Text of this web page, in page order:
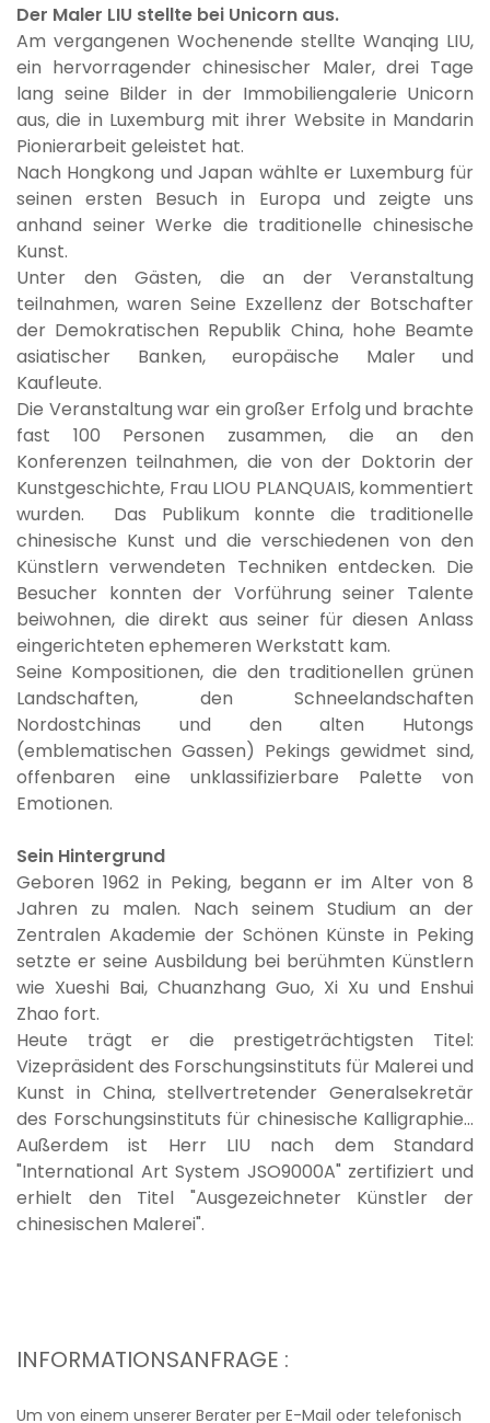
Der Maler LIU stellte bei Unicorn aus.
Am vergangenen Wochenende stellte Wanqing LIU,
ein hervorragender chinesischer Maler, drei Tage
lang seine Bilder in der Immobiliengalerie Unicorn
aus, die in Luxemburg mit ihrer Website in Mandarin
Pionierarbeit geleistet hat.
Nach Hongkong und Japan wählte er Luxemburg für
seinen ersten Besuch in Europa und zeigte uns
anhand seiner Werke die traditionelle chinesische
Kunst.
Unter den Gästen, die an der Veranstaltung
teilnahmen, waren Seine Exzellenz der Botschafter
der Demokratischen Republik China, hohe Beamte
asiatischer Banken, europäische Maler und
Kaufleute.
Die Veranstaltung war ein großer Erfolg und brachte
fast 100 Personen zusammen, die an den
Konferenzen teilnahmen, die von der Doktorin der
Kunstgeschichte, Frau LIOU PLANQUAIS, kommentiert
wurden. Das Publikum konnte die traditionelle
chinesische Kunst und die verschiedenen von den
Künstlern verwendeten Techniken entdecken. Die
Besucher konnten der Vorführung seiner Talente
beiwohnen, die direkt aus seiner für diesen Anlass
eingerichteten ephemeren Werkstatt kam.
Seine Kompositionen, die den traditionellen grünen
Landschaften, den Schneelandschaften
Nordostchinas und den alten Hutongs
(emblematischen Gassen) Pekings gewidmet sind,
offenbaren eine unklassifizierbare Palette von
Emotionen.
Sein Hintergrund
Geboren 1962 in Peking, begann er im Alter von 8
Jahren zu malen. Nach seinem Studium an der
Zentralen Akademie der Schönen Künste in Peking
setzte er seine Ausbildung bei berühmten Künstlern
wie Xueshi Bai, Chuanzhang Guo, Xi Xu und Enshui
Zhao fort.
Heute trägt er die prestigeträchtigsten Titel:
Vizepräsident des Forschungsinstituts für Malerei und
Kunst in China, stellvertretender Generalsekretär
des Forschungsinstituts für chinesische Kalligraphie...
Außerdem ist Herr LIU nach dem Standard
"International Art System JSO9000A" zertifiziert und
erhielt den Titel "Ausgezeichneter Künstler der
chinesischen Malerei".
INFORMATIONSANFRAGE :
Um von einem unserer Berater per E-Mail oder telefonisch